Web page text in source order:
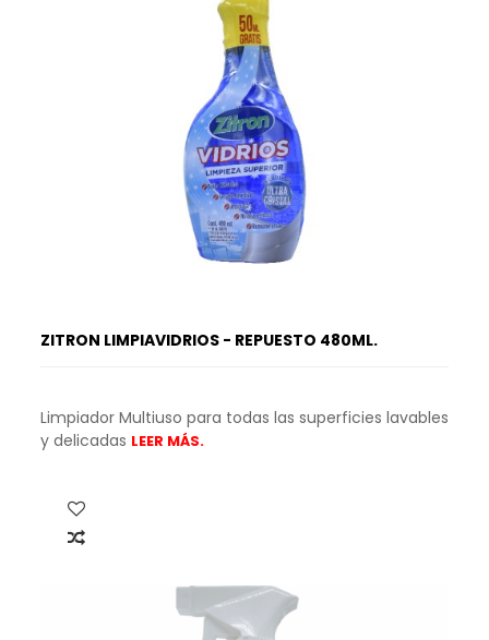
ZITRON LIMPIAVIDRIOS - REPUESTO 480ML.
Limpiador Multiuso para todas las superficies lavables
y delicadas LEER MÁS.